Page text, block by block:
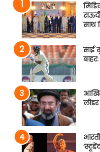
साथ
साई